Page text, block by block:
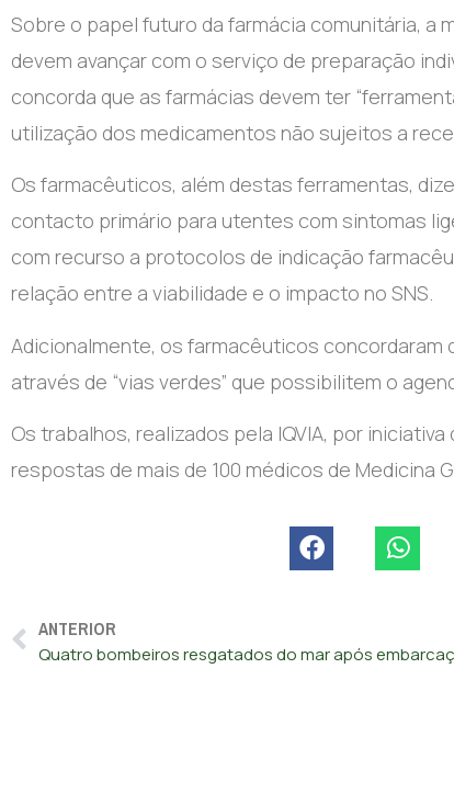
Sobre o papel futuro da farmácia comunitária, a
devem avançar com o serviço de preparação
concorda que as farmácias devem ter
utilização dos medicamentos não sujeitos a
Os farmacêuticos, além destas ferramentas,
contacto primário para utentes com sintomas
com recurso a protocolos de indicação
relação entre a viabilidade e o impacto no SNS.
Adicionalmente, os farmacêuticos
através de “vias verdes” que possibilitem o
Os trabalhos, realizados pela IQVIA, por
respostas de mais de 100 médicos de Medicina
ANTERIOR